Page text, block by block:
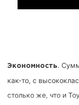
Экономность.
как-то, с
столько же, что и